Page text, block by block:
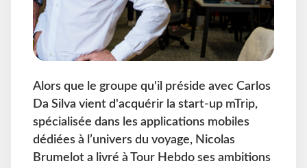
Alors que le groupe qu'il préside avec Carlos
Da Silva vient d'acquérir la start-up mTrip,
spécialisée dans les applications mobiles
dédiées à l’univers du voyage, Nicolas
Brumelot a livré à Tour Hebdo ses ambitions